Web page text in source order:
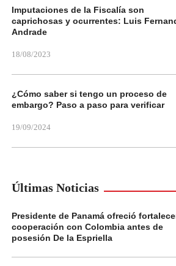
Imputaciones de la Fiscalía son
caprichosas y ocurrentes: Luis
Andrade
18/08/2023
¿Cómo saber si tengo un proceso de
embargo? Paso a paso para verificar
19/09/2024
Últimas Noticias
Presidente de Panamá ofreció
cooperación con Colombia antes de
posesión De la Espriella